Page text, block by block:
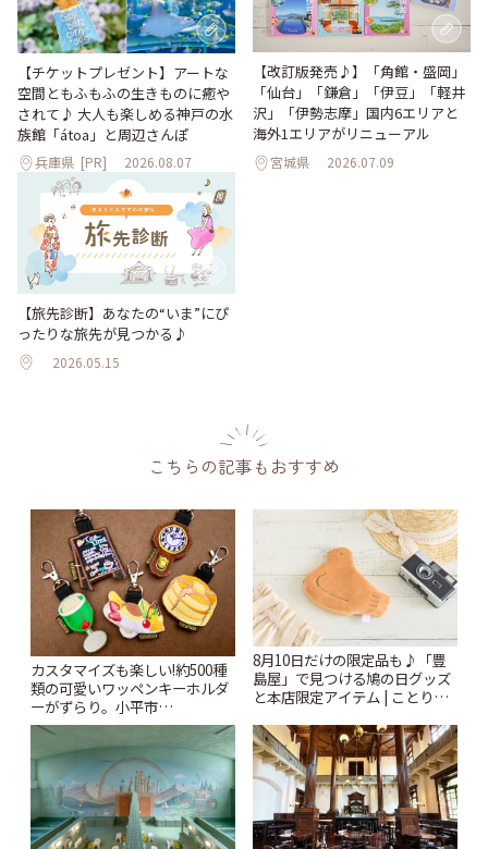
【チケットプレゼント】アートな
空間ともふもふの生きものに癒や
されて♪ 大人も楽しめる神戸の水
族館「átoa」と周辺さんぽ
兵庫県 [PR] 2026.08.07
【改訂版発売♪】「角館・盛岡」
「仙台」「鎌倉」「伊豆」「軽井
沢」「伊勢志摩」国内6エリアと
海外1エリアがリニューアル
宮城県 2026.07.09
【旅先診断】あなたの“いま”にぴ
ったりな旅先が見つかる♪
2026.05.15
こちらの記事もおすすめ
カスタマイズも楽しい!約500種
類の可愛いワッペンキーホルダ
ーがずらり。小平市
「Kimamaya T&K」 | ことりっ
8月10日だけの限定品も♪「豊
島屋」で見つける鳩の日グッズ
と本店限定アイテム | ことりっ